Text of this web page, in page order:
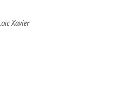
Xavier